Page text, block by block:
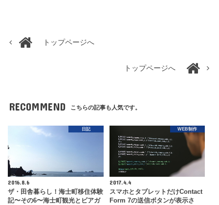
トップページへ
トップページへ
RECOMMEND こちらの記事も人気です。
日記
2016.8.6
ザ・田舎暮らし！海士町移住体験
記〜その6〜海士町観光とビアガ
WEB制作
2017.4.4
スマホとタブレットだけContact
Form 7の送信ボタンが表示さ